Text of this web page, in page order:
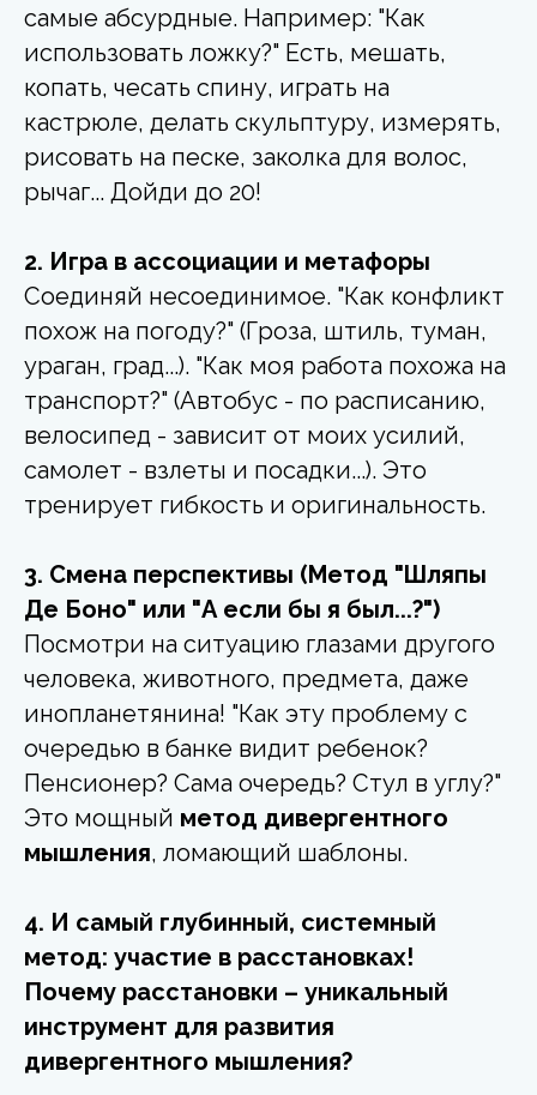
самые абсурдные. Например: "Как
использовать ложку?" Есть, мешать,
копать, чесать спину, играть на
кастрюле, делать скульптуру, измерять,
рисовать на песке, заколка для волос,
рычаг... Дойди до 20!
2. Игра в ассоциации и метафоры
Соединяй несоединимое. "Как конфликт
похож на погоду?" (Гроза, штиль, туман,
ураган, град...). "Как моя работа похожа на
транспорт?" (Автобус - по расписанию,
велосипед - зависит от моих усилий,
самолет - взлеты и посадки...). Это
тренирует гибкость и оригинальность.
3. Смена перспективы (Метод "Шляпы
Де Боно" или "А если бы я был...?")
Посмотри на ситуацию глазами другого
человека, животного, предмета, даже
инопланетянина! "Как эту проблему с
очередью в банке видит ребенок?
Пенсионер? Сама очередь? Стул в углу?"
Это мощный метод дивергентного
мышления, ломающий шаблоны.
4. И самый глубинный, системный
метод: участие в расстановках!
Почему расстановки – уникальный
инструмент для развития
дивергентного мышления?